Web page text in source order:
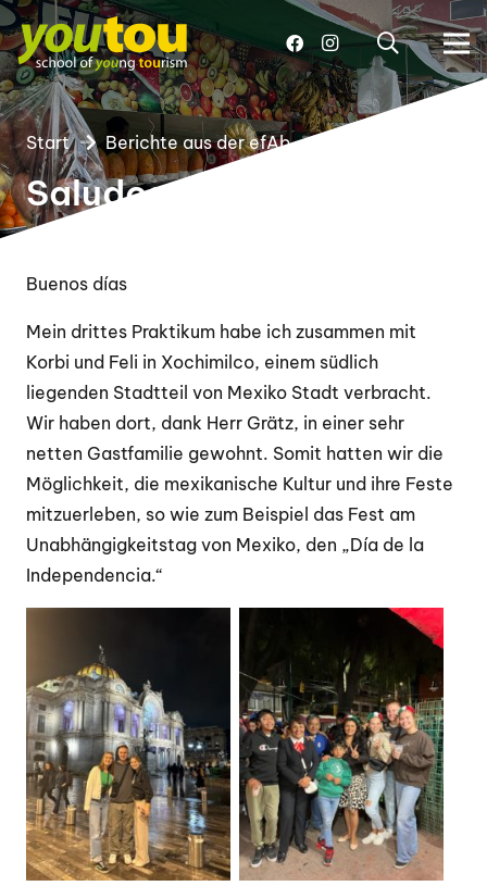
Start Berichte aus der efAb
Saludos aus Mexiko
Buenos días
Mein drittes Praktikum habe ich zusammen mit
Korbi und Feli in Xochimilco, einem südlich
liegenden Stadtteil von Mexiko Stadt verbracht.
Wir haben dort, dank Herr Grätz, in einer sehr
netten Gastfamilie gewohnt. Somit hatten wir die
Möglichkeit, die mexikanische Kultur und ihre Feste
mitzuerleben, so wie zum Beispiel das Fest am
Unabhängigkeitstag von Mexiko, den „Día de la
Independencia.“